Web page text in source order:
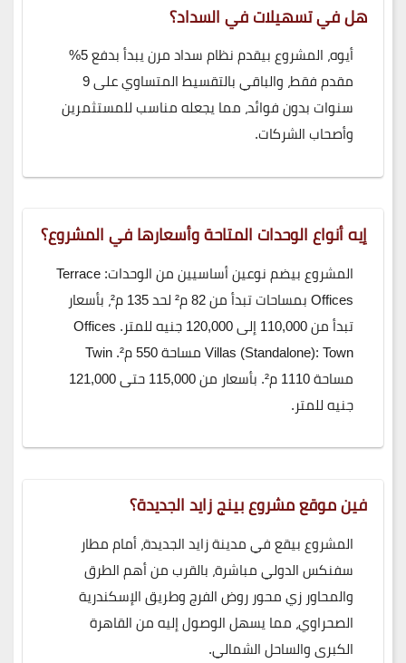
هل في تسهيلات في السداد؟
أيوه، المشروع بيقدم نظام سداد مرن يبدأ بدفع 5%
مقدم فقط، والباقي بالتقسيط المتساوي على 9
سنوات بدون فوائد، مما يجعله مناسب للمستثمرين
وأصحاب الشركات.
إيه أنواع الوحدات المتاحة وأسعارها في المشروع؟
المشروع بيضم نوعين أساسيين من الوحدات: Terrace
Offices بمساحات تبدأ من 82 م² لحد 135 م²، بأسعار
تبدأ من 110,000 إلى 120,000 جنيه للمتر. Offices
Villas (Standalone): Town مساحة 550 م². Twin
مساحة 1110 م². بأسعار من 115,000 حتى 121,000
جنيه للمتر.
فين موقع مشروع بينج زايد الجديدة؟
المشروع بيقع في مدينة زايد الجديدة، أمام مطار
سفنكس الدولي مباشرة، بالقرب من أهم الطرق
والمحاور زي محور روض الفرج وطريق الإسكندرية
الصحراوي، مما يسهل الوصول إليه من القاهرة
الكبرى والساحل الشمالي.